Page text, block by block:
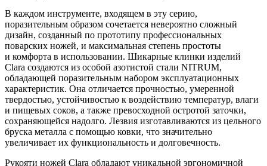
В каждом инструменте, входящем в эту серию,
поразительным образом сочетается невероятно сложный
дизайн, созданный по прототипу профессиональных
поварских ножей, и максимальная степень простоты
и комфорта в использовании. Шикарные клинки изделий
Clara создаются из особой азотистой стали NITRUM,
обладающей поразительным набором эксплуатационных
характеристик. Она отличается прочностью, умеренной
твердостью, устойчивостью к воздействию температур, влаги
и пищевых соков, а также превосходной остротой заточки,
сохраняющейся надолго. Лезвия изготавливаются из цельного
бруска металла с помощью ковки, что значительно
увеличивает их функциональность и долговечность.
Рукояти ножей Clara обладают уникальной эргономичной